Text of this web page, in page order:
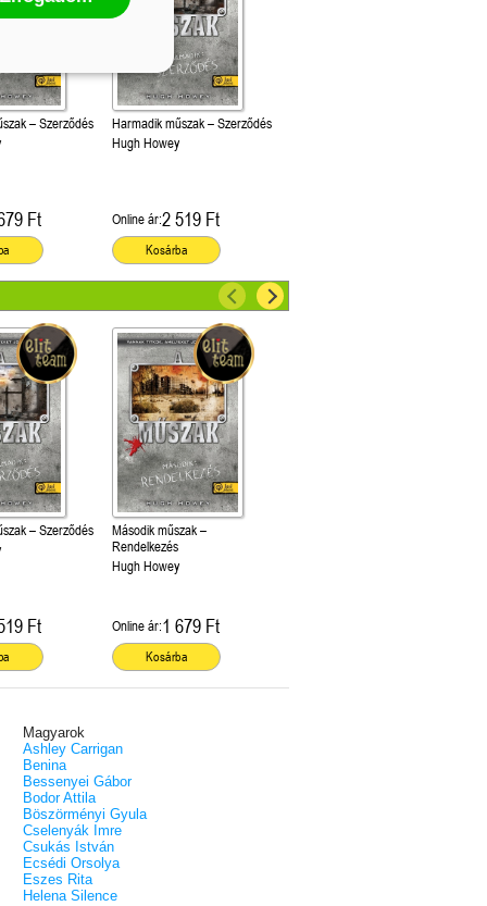
– Szerződés
Ft
Harmadik műszak – Szerződés
Hugh Howey
Online ár:2 519 Ft
Kosárba
– Szerződés
Ft
Második műszak –
Rendelkezés
Hugh Howey
Online ár:1 679 Ft
Kosárba
Magyarok
Ashley Carrigan
Benina
Bessenyei Gábor
Bodor Attila
Böszörményi Gyula
Cselenyák Imre
Csukás István
Ecsédi Orsolya
Eszes Rita
Helena Silence